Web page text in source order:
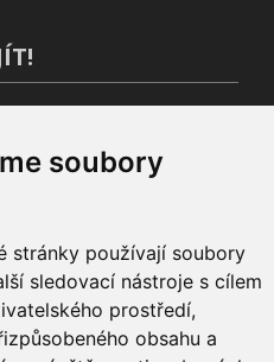
soubory
stránky používají soubory
sledovací nástroje s cílem
prostředí,
obsahu a